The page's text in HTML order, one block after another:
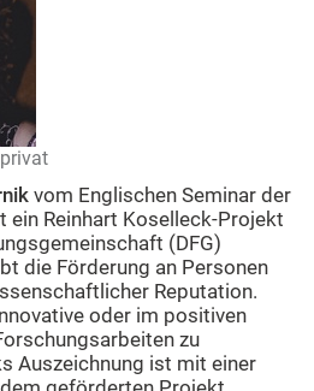
vom Englischen Seminar der
ein Reinhart Koselleck-Projekt
(DFG)
die Förderung an Personen
Reputation.
oder im positiven
zu
Auszeichnung ist mit einer